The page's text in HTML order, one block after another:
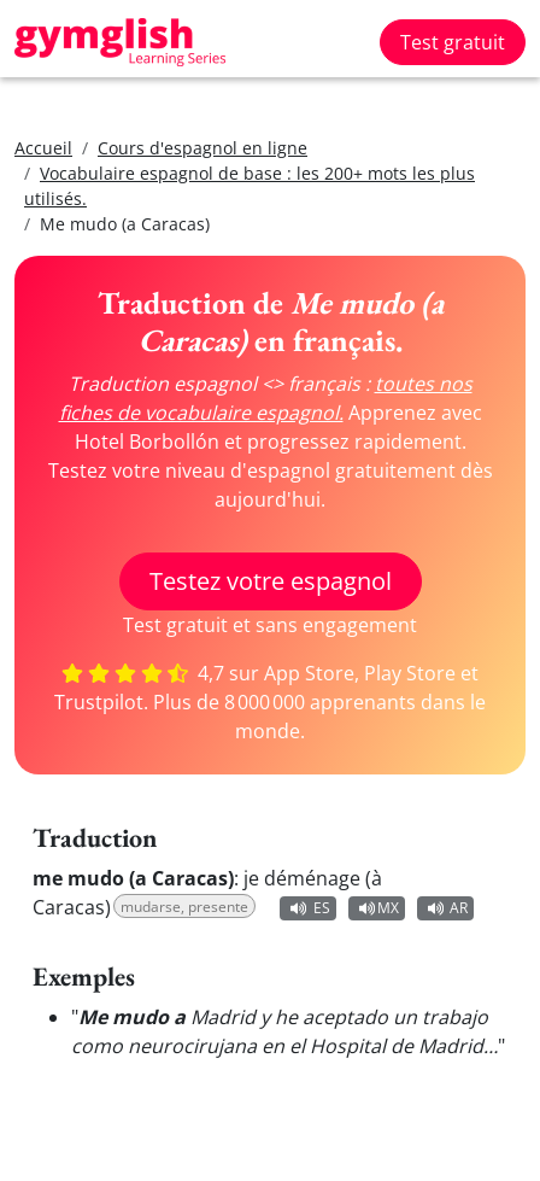
Test gratuit
Accueil
Cours d'espagnol en ligne
Vocabulaire espagnol de base : les 200+ mots les plus
utilisés.
Me mudo (a Caracas)
Traduction deMe mudo (a
Caracas)en français.
Traduction espagnol <> français : toutes nos
fiches de vocabulaire espagnol.Apprenez avec
Hotel Borbollón et progressez rapidement.
Testez votre niveau d'espagnol gratuitement dès
aujourd'hui.
Testez votre espagnol
Test gratuit et sans engagement
4,7 sur App Store, Play Store et
Trustpilot. Plus de 8 000 000 apprenants dans le
monde.
Traduction
me mudo (a Caracas): je déménage (à
Caracas) mudarse, presente ES MX AR
Exemples
"Me mudo a Madrid y he aceptado un trabajo
como neurocirujana en el Hospital de Madrid…"